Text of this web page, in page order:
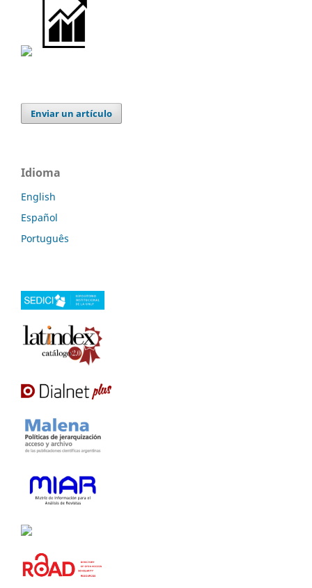
Enviar un artículo
Idioma
English
Español
Português